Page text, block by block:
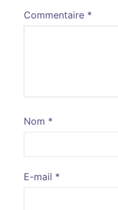
Commentaire *
Nom *
E-mail *